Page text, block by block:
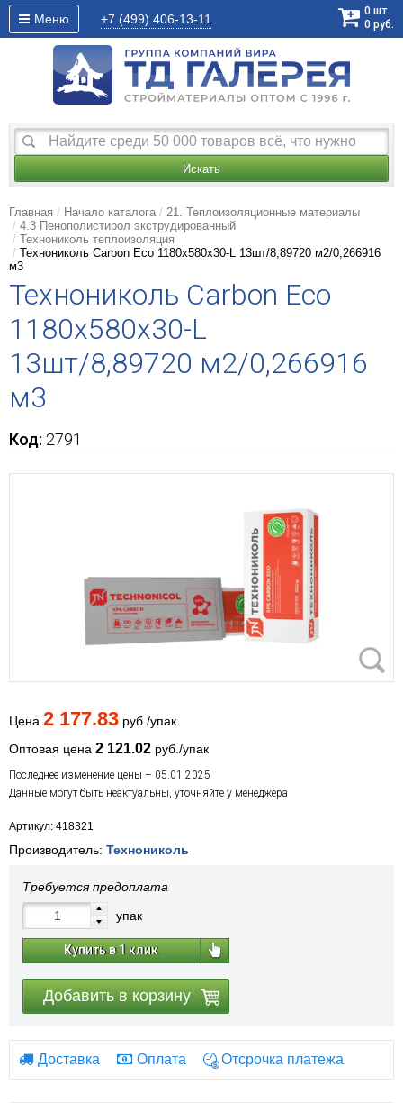
Меню +7 (499) 406-13-11
0 шт.
0 руб.
Искать
Главная Начало каталога
21. Теплоизоляционные материалы
4.3 Пенополистирол экструдированный
Технониколь теплоизоляция
Технониколь Carbon Eco 1180х580х30-L 13шт/8,89720 м2/0,266916
м3
Технониколь Carbon Eco
1180х580х30-L
13шт/8,89720 м2/0,266916
м3
Код: 2791
Цена 2 177.83 руб./упак
Оптовая цена 2 121.02 руб./упак
Последнее изменение цены – 05.01.2025
Данные могут быть неактуальны, уточняйте у менеджера
Артикул: 418321
Производитель: Технониколь
Требуется предоплата
упак
Купить в 1 клик
Добавить в корзину
Доставка Оплата Отсрочка платежа